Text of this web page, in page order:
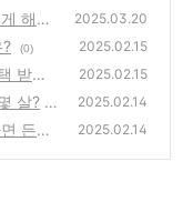
해결
2025.03.20
(0) 2025.02.15
받을
2025.02.15
살? 2025.02.14
든든
2025.02.14